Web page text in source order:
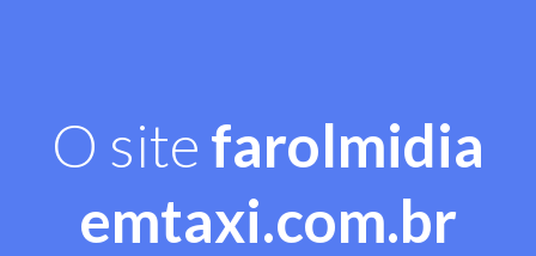
O site farolmidia
emtaxi.com.br